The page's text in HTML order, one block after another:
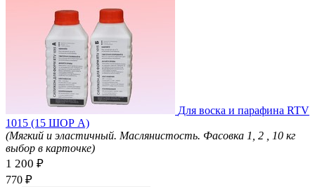
Для воска и парафина RTV
1015 (15 ШОР А)
(Мягкий и эластичный. Маслянистость. Фасовка 1, 2 , 10 кг
выбор в карточке)
1 200 ₽
770 ₽